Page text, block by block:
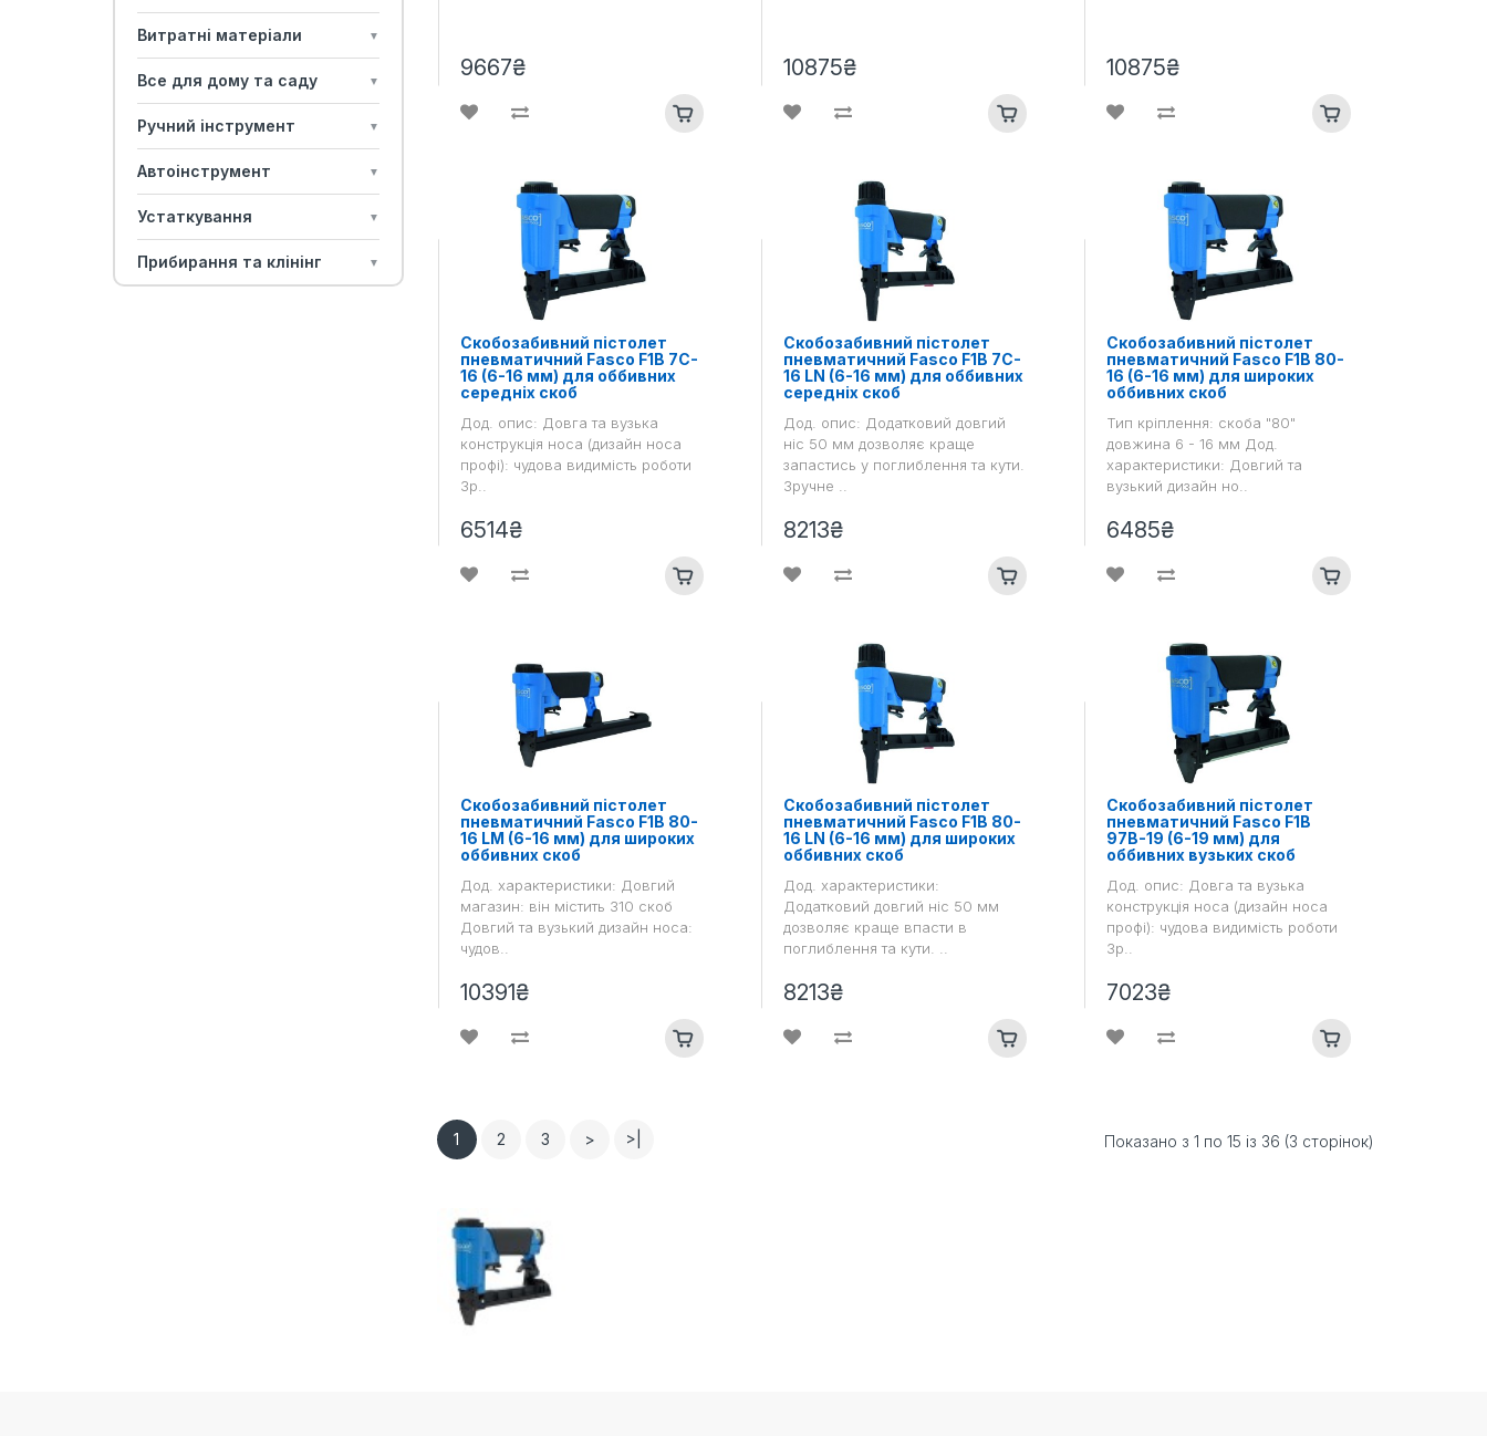
Витратні матеріали ▼
Все для дому та саду ▼
Ручний інструмент ▼
Автоінструмент ▼
Устаткування ▼
Прибирання та клінінг ▼
9667₴ 10875₴ 10875₴
Скобозабивний пістолет
пневматичний Fasco F1B 7C-
16 (6-16 мм) для оббивних
середніх скоб
Дод. опис: Довга та вузька
конструкція носа (дизайн носа
профі): чудова видимість роботи
Зр..
6514₴
Скобозабивний пістолет
пневматичний Fasco F1B 7C-
16 LN (6-16 мм) для оббивних
середніх скоб
Дод. опис: Додатковий довгий
ніс 50 мм дозволяє краще
запастись у поглиблення та кути.
Зручне ..
8213₴
Скобозабивний пістолет
пневматичний Fasco F1B 80-
16 (6-16 мм) для широких
оббивних скоб
Тип кріплення: скоба "80"
довжина 6 - 16 мм Дод.
характеристики: Довгий та
вузький дизайн но..
6485₴
Скобозабивний пістолет
пневматичний Fasco F1B 80-
16 LM (6-16 мм) для широких
оббивних скоб
Дод. характеристики: Довгий
магазин: він містить 310 скоб
Довгий та вузький дизайн носа:
чудов..
10391₴
Скобозабивний пістолет
пневматичний Fasco F1B 80-
16 LN (6-16 мм) для широких
оббивних скоб
Дод. характеристики:
Додатковий довгий ніс 50 мм
дозволяє краще впасти в
поглиблення та кути. ..
8213₴
Скобозабивний пістолет
пневматичний Fasco F1B
97B-19 (6-19 мм) для
оббивних вузьких скоб
Дод. опис: Довга та вузька
конструкція носа (дизайн носа
профі): чудова видимість роботи
Зр..
7023₴
1 2 3 > >| Показано з 1 по 15 із 36 (3 сторінок)